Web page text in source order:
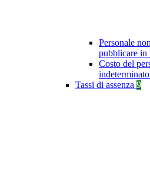
Personale
pubblicare in
Costo del
Tassi di assenza 9